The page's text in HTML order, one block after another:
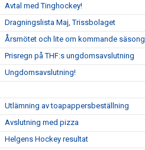
Avtal med Tinghockey!
Dragningslista Maj, Trissbolaget
Årsmötet och lite om kommande säsong
Prisregn på THF:s ungdomsavslutning
Ungdomsavslutning!
Utlämning av toapappersbeställning
Avslutning med pizza
Helgens Hockey resultat